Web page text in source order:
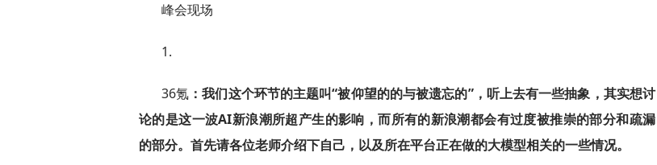
峰会现场
1.
36氪 ：我们这个环节的主题叫“被仰望的的与被遗忘的”，听上去有一些抽象，其实想讨
论的是这一波AI新浪潮所超产生的影响，而所有的新浪潮都会有过度被推崇的部分和疏漏
的部分。首先请各位老师介绍下自己，以及所在平台正在做的大模型相关的一些情况。